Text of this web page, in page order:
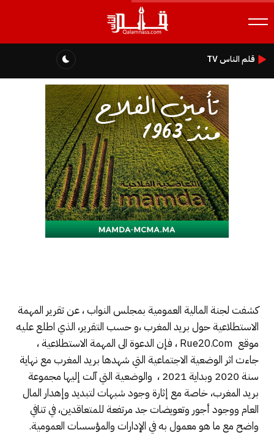
قلم الناس TV
كشفت لجنة المالية العمومية بمجلس النواب ، عن تقرير المهمة
الاستطلاعية حول بريد المغرب ،و حسب التقرير، الذي اطلع عليه
موقع Rue20.Com ، فإن الدعوة الى المهمة الاستطلاعية ،
جاءت اثر الوضعية الاجتماعية التي شهدها بريد المغرب مع نهاية
سنة 2020 وبداية 2021 ، والوضعية التي آلت إليها مجموعة
بريد المغرب، خاصة مع إثارة وجود شبهات لتبديد وإهدار المال
العام ووجود أجور وتعويضات جد مرتفعة للمتعاقدين، في تنافي
واضح مع ما هو معمول به في الإدارات والمؤسسات العمومية.